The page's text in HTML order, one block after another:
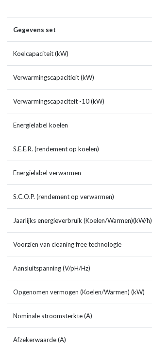
Gegevens set
Koelcapaciteit (kW)
Verwarmingscapacitieit (kW)
Verwarmingscapaciteit -10 (kW)
Energielabel koelen
S.E.E.R. (rendement op koelen)
Energielabel verwarmen
S.C.O.P. (rendement op verwarmen)
Jaarlijks energieverbruik (Koelen/Warmen)(kW/h)
Voorzien van cleaning free technologie
Aansluitspanning (V/pH/Hz)
Opgenomen vermogen (Koelen/Warmen) (kW)
Nominale stroomsterkte (A)
Afzekerwaarde (A)